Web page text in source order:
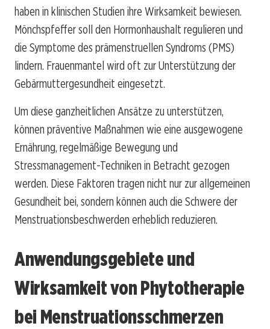
haben in klinischen Studien ihre Wirksamkeit bewiesen.
Mönchspfeffer soll den Hormonhaushalt regulieren und
die Symptome des prämenstruellen Syndroms (PMS)
lindern. Frauenmantel wird oft zur Unterstützung der
Gebärmuttergesundheit eingesetzt.
Um diese ganzheitlichen Ansätze zu unterstützen,
können präventive Maßnahmen wie eine ausgewogene
Ernährung, regelmäßige Bewegung und
Stressmanagement-Techniken in Betracht gezogen
werden. Diese Faktoren tragen nicht nur zur allgemeinen
Gesundheit bei, sondern können auch die Schwere der
Menstruationsbeschwerden erheblich reduzieren.
Anwendungsgebiete und
Wirksamkeit von Phytotherapie
bei Menstruationsschmerzen